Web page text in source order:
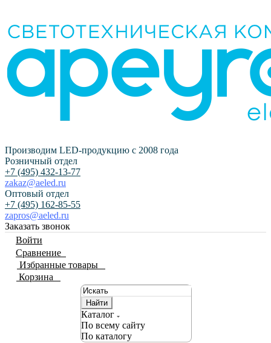
Производим LED-продукцию с 2008 года
Розничный отдел
+7 (495) 432-13-77
zakaz@aeled.ru
Оптовый отдел
+7 (495) 162-85-55
zapros@aeled.ru
Заказать звонок
Войти
Сравнение
Избранные товары
Корзина
Найти
Каталог
По всему сайту
По каталогу